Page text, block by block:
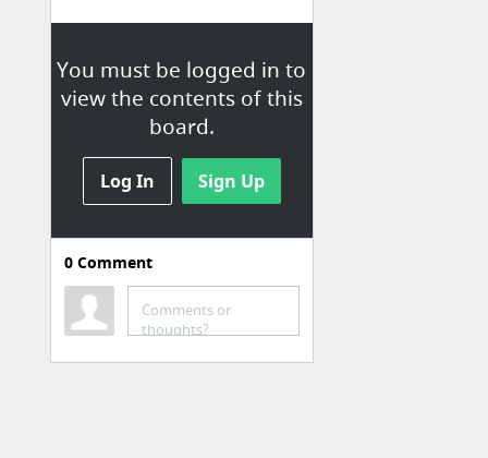
You must be logged in to
view the contents of this
board.
Log In Sign Up
Orgaos
Concursos
À espera da água prometida
0Comment
Comments or
thoughts?